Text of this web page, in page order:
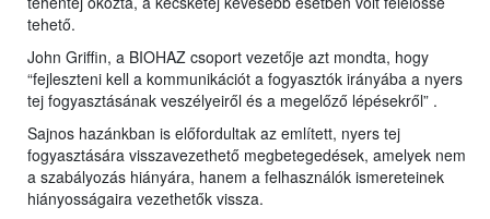
tehető.
John Griffin, a BIOHAZ csoport vezetője azt mondta, hogy
“fejleszteni kell a kommunikációt a fogyasztók irányába a nyers
tej fogyasztásának veszélyeiről és a megelőző lépésekről” .
Sajnos hazánkban is előfordultak az említett, nyers tej
fogyasztására visszavezethető megbetegedések, amelyek nem
a szabályozás hiányára, hanem a felhasználók ismereteinek
hiányosságaira vezethetők vissza.